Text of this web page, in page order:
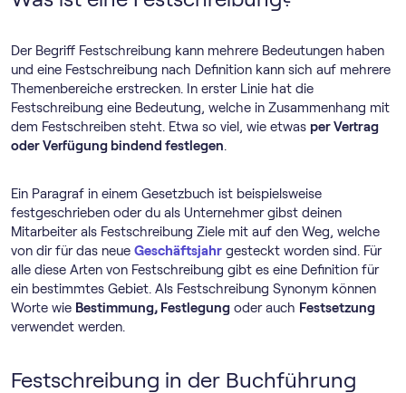
Der Begriff Festschreibung kann mehrere Bedeutungen haben
und eine Festschreibung nach Definition kann sich auf mehrere
Themenbereiche erstrecken. In erster Linie hat die
Festschreibung eine Bedeutung, welche in Zusammenhang mit
dem Festschreiben steht. Etwa so viel, wie etwas per Vertrag
oder Verfügung bindend festlegen.
Ein Paragraf in einem Gesetzbuch ist beispielsweise
festgeschrieben oder du als Unternehmer gibst deinen
Mitarbeiter als Festschreibung Ziele mit auf den Weg, welche
von dir für das neue Geschäftsjahr gesteckt worden sind. Für
alle diese Arten von Festschreibung gibt es eine Definition für
ein bestimmtes Gebiet. Als Festschreibung Synonym können
Worte wie Bestimmung, Festlegung oder auch Festsetzung
verwendet werden.
Festschreibung in der Buchführung